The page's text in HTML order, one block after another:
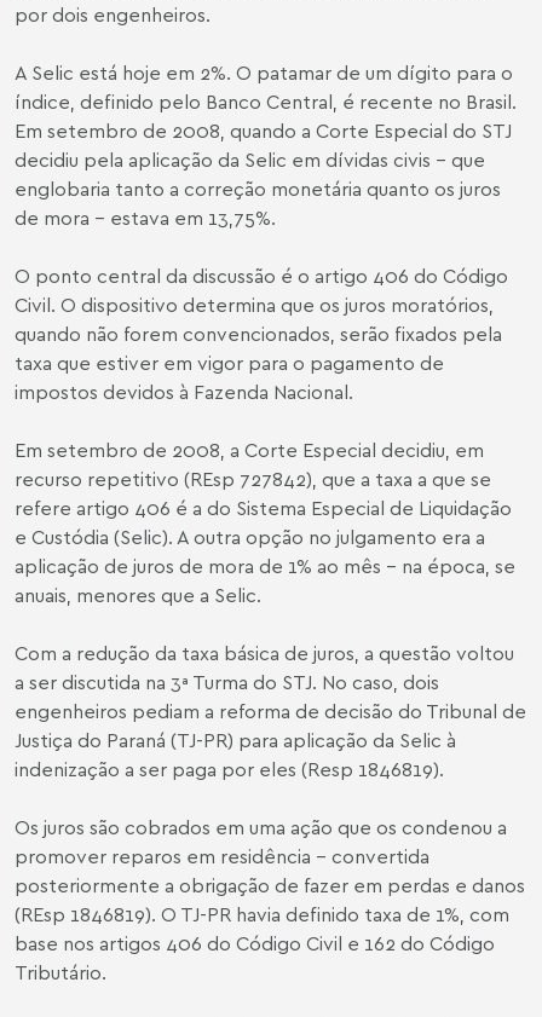
por dois engenheiros.
A Selic está hoje em 2%. O patamar de um dígito para o
índice, definido pelo Banco Central, é recente no Brasil.
Em setembro de 2008, quando a Corte Especial do STJ
decidiu pela aplicação da Selic em dívidas civis - que
englobaria tanto a correção monetária quanto os juros
de mora - estava em 13,75%.
O ponto central da discussão é o artigo 406 do Código
Civil. O dispositivo determina que os juros moratórios,
quando não forem convencionados, serão fixados pela
taxa que estiver em vigor para o pagamento de
impostos devidos à Fazenda Nacional.
Em setembro de 2008, a Corte Especial decidiu, em
recurso repetitivo (REsp 727842), que a taxa a que se
refere artigo 406 é a do Sistema Especial de Liquidação
e Custódia (Selic). A outra opção no julgamento era a
aplicação de juros de mora de 1% ao mês - na época, se
anuais, menores que a Selic.
Com a redução da taxa básica de juros, a questão voltou
a ser discutida na 3ª Turma do STJ. No caso, dois
engenheiros pediam a reforma de decisão do Tribunal de
Justiça do Paraná (TJ-PR) para aplicação da Selic à
indenização a ser paga por eles (Resp 1846819).
Os juros são cobrados em uma ação que os condenou a
promover reparos em residência - convertida
posteriormente a obrigação de fazer em perdas e danos
(REsp 1846819). O TJ-PR havia definido taxa de 1%, com
base nos artigos 406 do Código Civil e 162 do Código
Tributário.